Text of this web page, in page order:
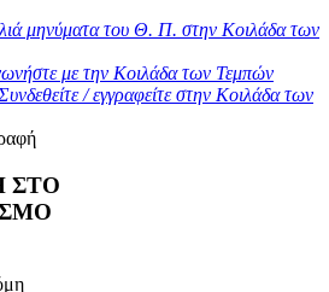
μηνύματα του Θ. Π. στην Κοιλάδα των
με την Κοιλάδα των Τεμπών
/ εγγραφείτε στην Κοιλάδα των
ΣΤΟ